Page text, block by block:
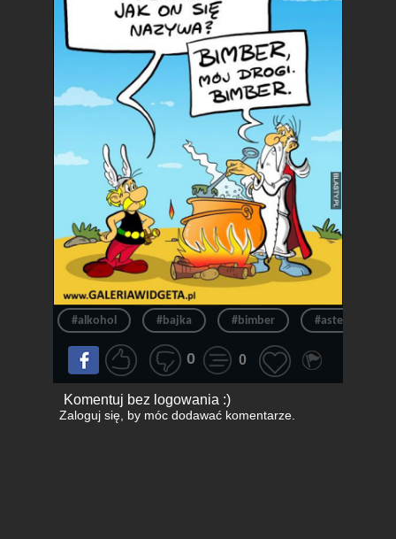
#alkohol #bajka #bimber #asterix
0 0
Komentuj bez logowania :)
Zaloguj się, by móc dodawać komentarze.